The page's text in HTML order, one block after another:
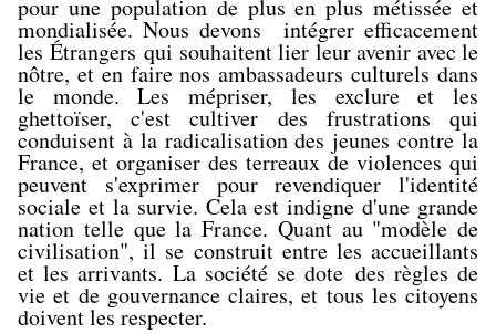
pour une population de plus en plus métissée et
mondialisée. Nous devons intégrer efficacement
les Étrangers qui souhaitent lier leur avenir avec le
nôtre, et en faire nos ambassadeurs culturels dans
le monde. Les mépriser, les exclure et les
ghettoïser, c'est cultiver des frustrations qui
conduisent à la radicalisation des jeunes contre la
France, et organiser des terreaux de violences qui
peuvent s'exprimer pour revendiquer l'identité
sociale et la survie. Cela est indigne d'une grande
nation telle que la France. Quant au "modèle de
civilisation", il se construit entre les accueillants
et les arrivants. La société se dote des règles de
vie et de gouvernance claires, et tous les citoyens
doivent les respecter.